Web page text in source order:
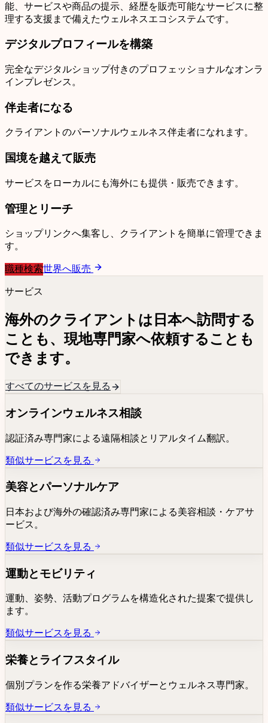
能、サービスや商品の提示、経歴を販売可能なサービスに整
理する支援まで備えたウェルネスエコシステムです。
デジタルプロフィールを構築
完全なデジタルショップ付きのプロフェッショナルなオンラ
インプレゼンス。
伴走者になる
クライアントのパーソナルウェルネス伴走者になれます。
国境を越えて販売
サービスをローカルにも海外にも提供・販売できます。
管理とリーチ
ショップリンクへ集客し、クライアントを簡単に管理できま
す。
職種検索世界へ販売
サービス
海外のクライアントは日本へ訪問する
ことも、現地専門家へ依頼することも
できます。
すべてのサービスを見る
オンラインウェルネス相談
認証済み専門家による遠隔相談とリアルタイム翻訳。
類似サービスを見る
美容とパーソナルケア
日本および海外の確認済み専門家による美容相談・ケアサ
ービス。
類似サービスを見る
運動とモビリティ
運動、姿勢、活動プログラムを構造化された提案で提供し
ます。
類似サービスを見る
栄養とライフスタイル
個別プランを作る栄養アドバイザーとウェルネス専門家。
類似サービスを見る